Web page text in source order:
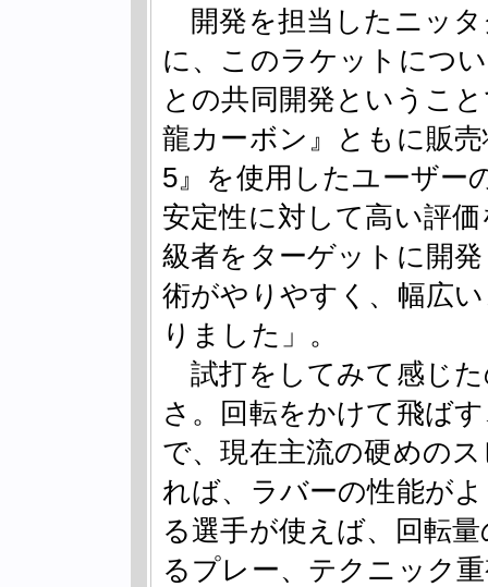
開発を担当したニッタ
に、このラケットにつ
との共同開発というこ
龍カーボン』ともに販
5』を使用したユーザー
安定性に対して高い評
級者をターゲットに開
術がやりやすく、幅広
りました」。
試打をしてみて感じた
さ。回転をかけて飛ば
で、現在主流の硬めの
れば、ラバーの性能が
る選手が使えば、回転
るプレー、テクニック